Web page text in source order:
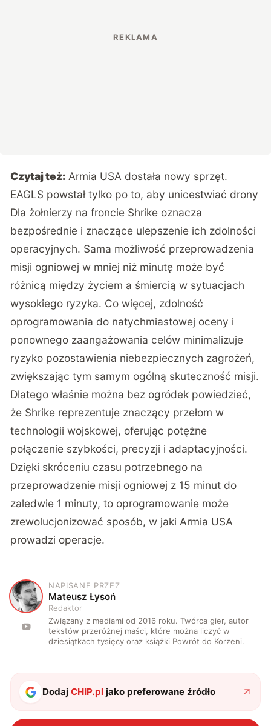
Czytaj też: Armia USA dostała nowy sprzęt.
EAGLS powstał tylko po to, aby unicestwiać drony
Dla żołnierzy na froncie Shrike oznacza
bezpośrednie i znaczące ulepszenie ich zdolności
operacyjnych. Sama możliwość przeprowadzenia
misji ogniowej w mniej niż minutę może być
różnicą między życiem a śmiercią w sytuacjach
wysokiego ryzyka. Co więcej, zdolność
oprogramowania do natychmiastowej oceny i
ponownego zaangażowania celów minimalizuje
ryzyko pozostawienia niebezpiecznych zagrożeń,
zwiększając tym samym ogólną skuteczność misji.
Dlatego właśnie można bez ogródek powiedzieć,
że Shrike reprezentuje znaczący przełom w
technologii wojskowej, oferując potężne
połączenie szybkości, precyzji i adaptacyjności.
Dzięki skróceniu czasu potrzebnego na
przeprowadzenie misji ogniowej z 15 minut do
zaledwie 1 minuty, to oprogramowanie może
zrewolucjonizować sposób, w jaki Armia USA
prowadzi operacje.
M
NAPISANE PRZEZ
Mateusz Łysoń
Redaktor
Związany z mediami od 2016 roku. Twórca gier, autor
tekstów przeróżnej maści, które można liczyć w
dziesiątkach tysięcy oraz książki Powrót do Korzeni.
DodajCHIP.pl jako preferowane źródło